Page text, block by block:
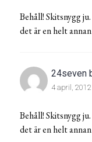
Behåll! Skitsnygg
det är en helt
24seven
4 april,
Behåll! Skitsnygg
det är en helt